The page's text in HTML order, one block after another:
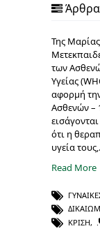
Άρθρα
Της
των
Υγείας
αφορμή
Ασθενών –
ότι η
υγεία
Read
ΚΡΊΣΗ,